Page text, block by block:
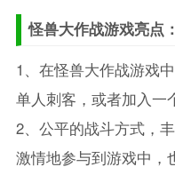
怪兽大作战游戏亮点：
1、在怪兽大作战游戏
单人刺客，或者加入一
2、公平的战斗方式，
激情地参与到游戏中，